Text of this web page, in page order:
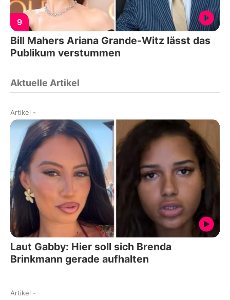
9
Bill Mahers Ariana Grande-Witz lässt das
Publikum verstummen
Aktuelle Artikel
Artikel -
Laut Gabby: Hier soll sich Brenda
Brinkmann gerade aufhalten
Artikel -